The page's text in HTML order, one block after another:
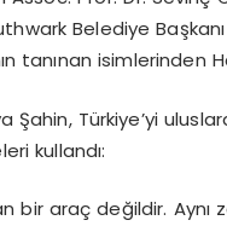
Belediye Başkanı
tanınan isimlerinden
Şahin, Türkiye’yi
kullandı:
bir araç değildir.